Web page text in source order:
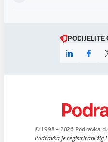
PODIJELITE
© 1998 – 2026 Podravka
Podravka je registrirani žig